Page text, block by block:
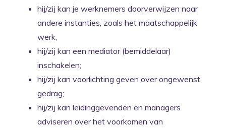
hij/zij kan je werknemers doorverwijzen naar
andere instanties, zoals het maatschappelijk
werk;
hij/zij kan een mediator (bemiddelaar)
inschakelen;
hij/zij kan voorlichting geven over ongewenst
gedrag;
hij/zij kan leidinggevenden en managers
adviseren over het voorkomen van